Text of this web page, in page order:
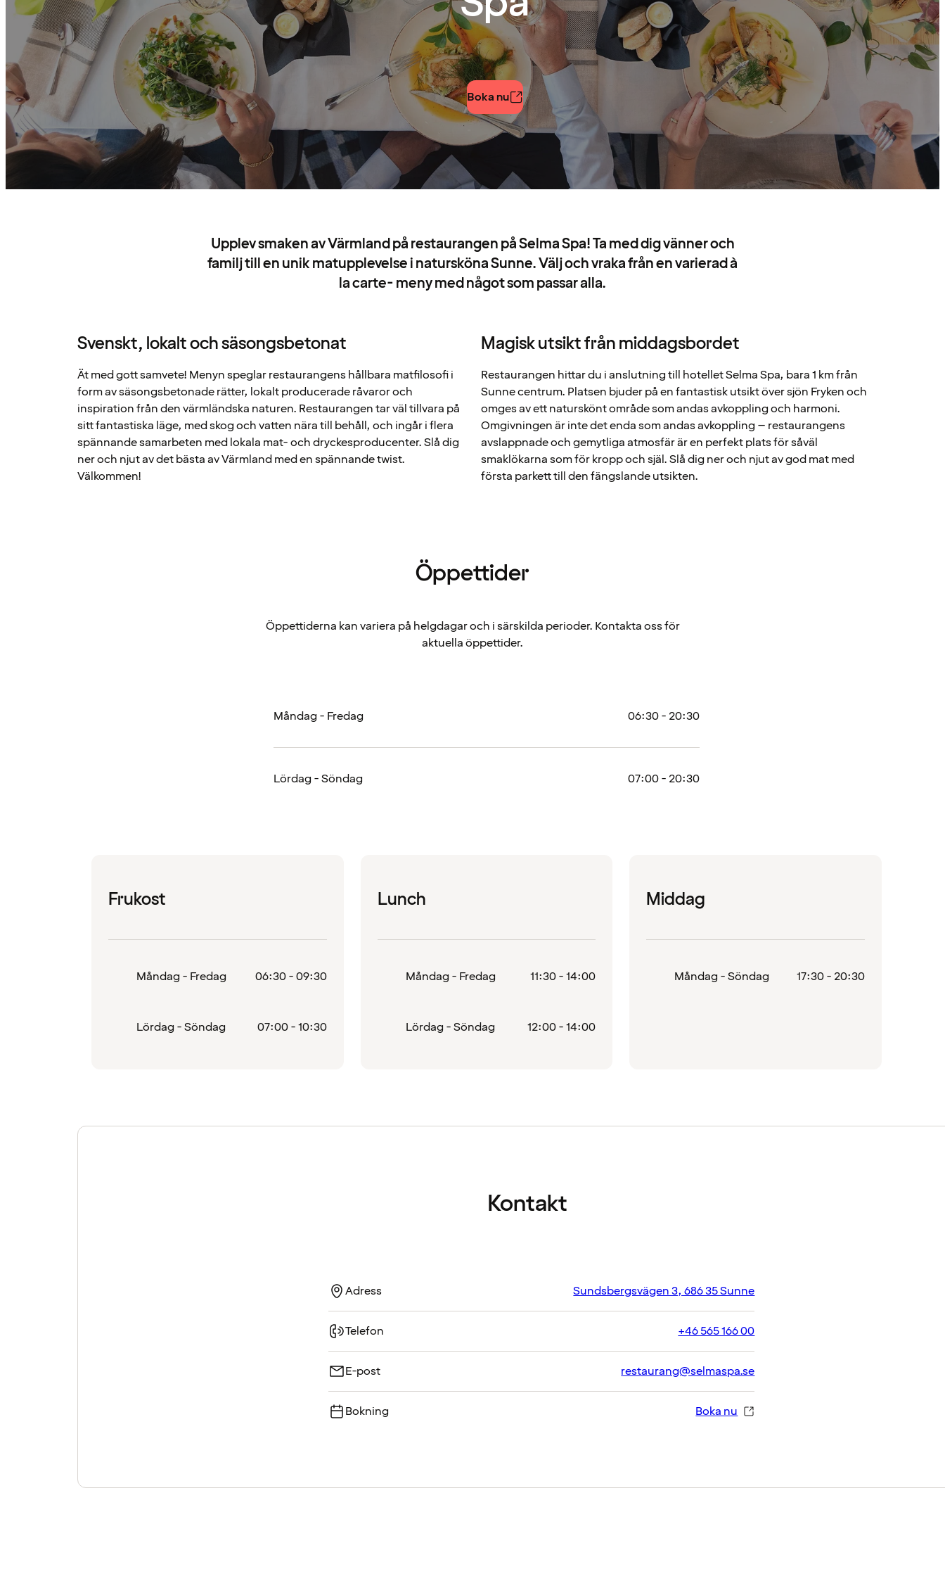
Boka nu
Upplev smaken av Värmland på restaurangen på Selma Spa! Ta med dig vänner och
familj till en unik matupplevelse i natursköna Sunne. Välj och vraka från en varierad à
la carte- meny med något som passar alla.
Svenskt, lokalt och säsongsbetonat
Ät med gott samvete! Menyn speglar restaurangens hållbara matfilosofi i
form av säsongsbetonade rätter, lokalt producerade råvaror och
inspiration från den värmländska naturen. Restaurangen tar väl tillvara på
sitt fantastiska läge, med skog och vatten nära till behåll, och ingår i flera
spännande samarbeten med lokala mat- och dryckesproducenter. Slå dig
ner och njut av det bästa av Värmland med en spännande twist.
Välkommen!
Magisk utsikt från middagsbordet
Restaurangen hittar du i anslutning till hotellet Selma Spa, bara 1 km från
Sunne centrum. Platsen bjuder på en fantastisk utsikt över sjön Fryken och
omges av ett naturskönt område som andas avkoppling och harmoni.
Omgivningen är inte det enda som andas avkoppling – restaurangens
avslappnade och gemytliga atmosfär är en perfekt plats för såväl
smaklökarna som för kropp och själ. Slå dig ner och njut av god mat med
första parkett till den fängslande utsikten.
Öppettider
Öppettiderna kan variera på helgdagar och i särskilda perioder. Kontakta oss för
aktuella öppettider.
Måndag - Fredag 06:30 - 20:30
Lördag - Söndag 07:00 - 20:30
Frukost
Måndag - Fredag 06:30 - 09:30
Lördag - Söndag 07:00 - 10:30
Lunch
Måndag - Fredag 11:30 - 14:00
Lördag - Söndag 12:00 - 14:00
Middag
Måndag - Söndag 17:30 - 20:30
Kontakt
Adress Sundsbergsvägen 3, 686 35 Sunne
Telefon +46 565 166 00
E-post restaurang@selmaspa.se
Bokning Boka nu